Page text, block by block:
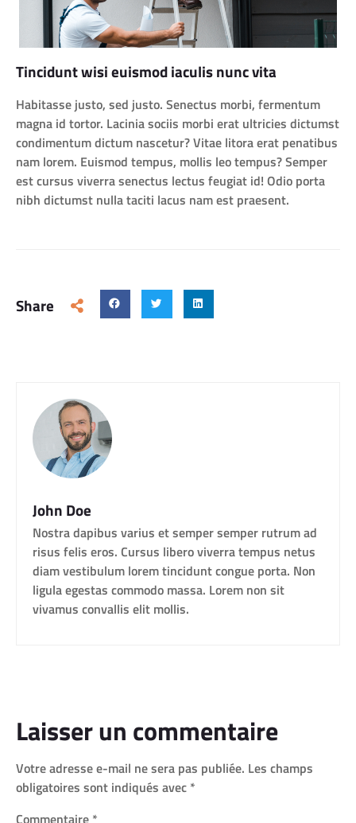
Tincidunt wisi euismod iaculis nunc vita
Habitasse justo, sed justo. Senectus morbi, fermentum
magna id tortor. Lacinia sociis morbi erat ultricies dictumst
condimentum dictum nascetur? Vitae litora erat penatibus
nam lorem. Euismod tempus, mollis leo tempus? Semper
est cursus viverra senectus lectus feugiat id! Odio porta
nibh dictumst nulla taciti lacus nam est praesent.
Share
John Doe
Nostra dapibus varius et semper semper rutrum ad
risus felis eros. Cursus libero viverra tempus netus
diam vestibulum lorem tincidunt congue porta. Non
ligula egestas commodo massa. Lorem non sit
vivamus convallis elit mollis.
Laisser un commentaire
Votre adresse e-mail ne sera pas publiée. Les champs
obligatoires sont indiqués avec *
Commentaire *